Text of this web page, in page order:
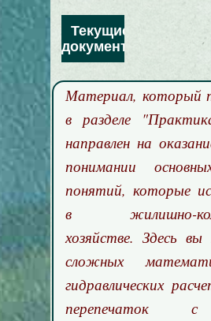
Текущие
документы
Материал, который
в разделе
направлен на
понимании
понятий, которые
в жилишно-
хозяйстве. Здесь
сложных
гидравлических
перепечаток